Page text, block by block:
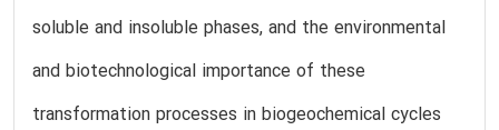
soluble and insoluble phases, and the environmental
and biotechnological importance of these
transformation processes in biogeochemical cycles